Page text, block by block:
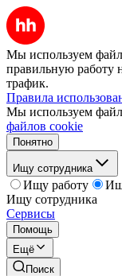
Мы используем
правильную работу
трафик.
Правила
Мы используем
файлов cookie
Понятно
Ищу сотрудника
Ищу работу
Ищу сотрудника
Сервисы
Помощь
Ещё
Поиск